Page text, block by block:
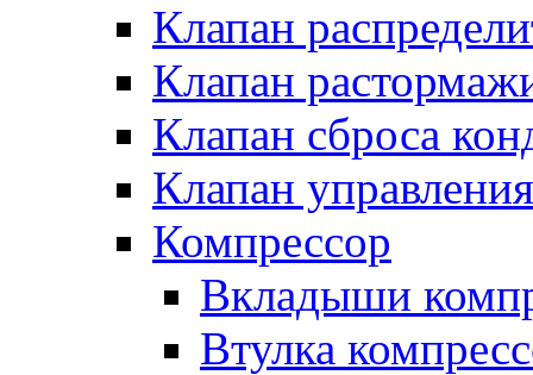
Клапан
Клапан
Клапан сброса
Клапан управления
Компрессор
Вкладыши
Втулка